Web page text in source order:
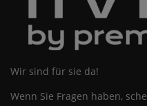
Wir sind für sie da!
Wenn Sie Fragen haben,